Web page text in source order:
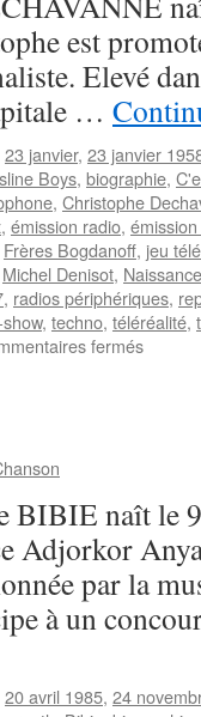
est
Elevé
…
23 janvier, 23 janvier
Boys, biographie,
, Christophe
, émission radio,
Frères Bogdanoff, jeu
Michel Denisot, Naissance
, radios périphériques,
, techno, téléréalité,
ferméssur
BIBIE naît le
Adjorkor
par la
à un
20 avril 1985, 24